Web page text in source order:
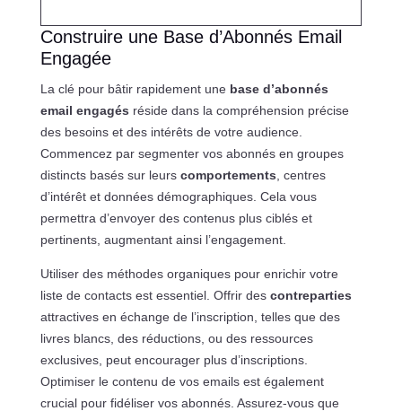
Construire une Base d’Abonnés Email
Engagée
La clé pour bâtir rapidement une base d’abonnés
email engagés réside dans la compréhension précise
des besoins et des intérêts de votre audience.
Commencez par segmenter vos abonnés en groupes
distincts basés sur leurs comportements , centres
d’intérêt et données démographiques. Cela vous
permettra d’envoyer des contenus plus ciblés et
pertinents, augmentant ainsi l’engagement.
Utiliser des méthodes organiques pour enrichir votre
liste de contacts est essentiel. Offrir des contreparties
attractives en échange de l’inscription, telles que des
livres blancs, des réductions, ou des ressources
exclusives, peut encourager plus d’inscriptions.
Optimiser le contenu de vos emails est également
crucial pour fidéliser vos abonnés. Assurez-vous que